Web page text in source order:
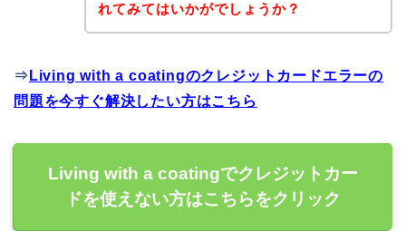
れてみてはいかがでしょうか？
⇒ Living with a coatingのクレジットカードエラーの
問題を今すぐ解決したい方はこちら
Living with a coatingでクレジットカー
ドを使えない方はこちらをクリック